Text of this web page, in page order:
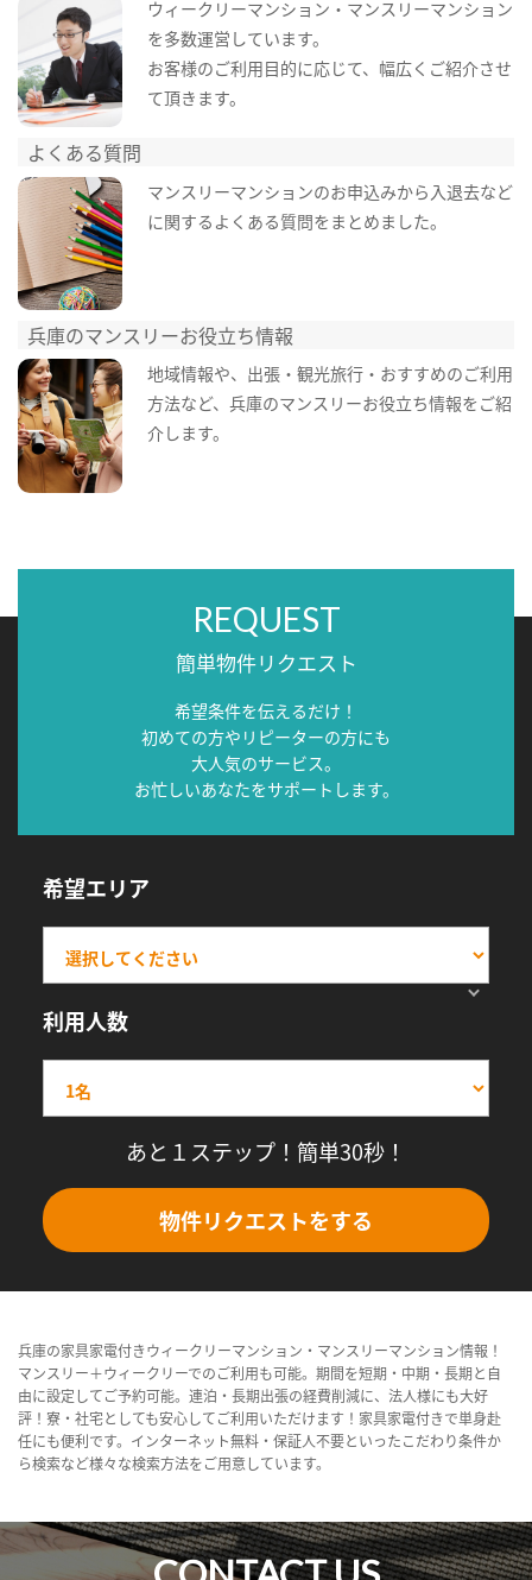
ウィークリーマンション・マンスリーマンション
を多数運営しています。
お客様のご利用目的に応じて、幅広くご紹介させ
て頂きます。
よくある質問
マンスリーマンションのお申込みから入退去など
に関するよくある質問をまとめました。
兵庫のマンスリーお役立ち情報
地域情報や、出張・観光旅行・おすすめのご利用
方法など、兵庫のマンスリーお役立ち情報をご紹
介します。
REQUEST
簡単物件リクエスト
希望条件を伝えるだけ！
初めての方やリピーターの方にも
大人気のサービス。
お忙しいあなたをサポートします。
希望エリア
利用人数
あと１ステップ！簡単30秒！
物件リクエストをする
兵庫の家具家電付きウィークリーマンション・マンスリーマンション情報！
マンスリー＋ウィークリーでのご利用も可能。期間を短期・中期・長期と自
由に設定してご予約可能。連泊・長期出張の経費削減に、法人様にも大好
評！寮・社宅としても安心してご利用いただけます！家具家電付きで単身赴
任にも便利です。インターネット無料・保証人不要といったこだわり条件か
ら検索など様々な検索方法をご用意しています。